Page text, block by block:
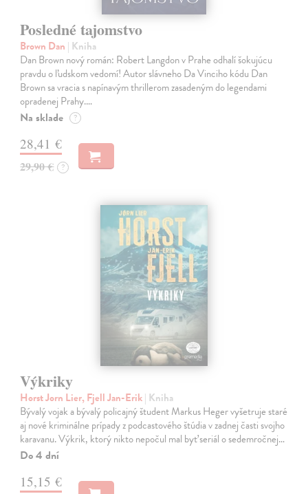
Posledné tajomstvo
Brown Dan | Kniha
Dan Brown nový román: Robert Langdon v Prahe odhalí šokujúcu
pravdu o ľudskom vedomí! Autor slávneho Da Vinciho kódu Dan
Brown sa vracia s napínavým thrillerom zasadeným do legendami
opradenej Prahy.…
Na sklade ?
28,41 €
29,90 € ?
Výkriky
Horst Jorn Lier, Fjell Jan-Erik| Kniha
Bývalý vojak a bývalý policajný študent Markus Heger vyšetruje staré
aj nové kriminálne prípady z podcastového štúdia v zadnej časti svojho
karavanu. Výkrik, ktorý nikto nepočul mal byť seriál o sedemročnej…
Do 4 dní
15,15 €